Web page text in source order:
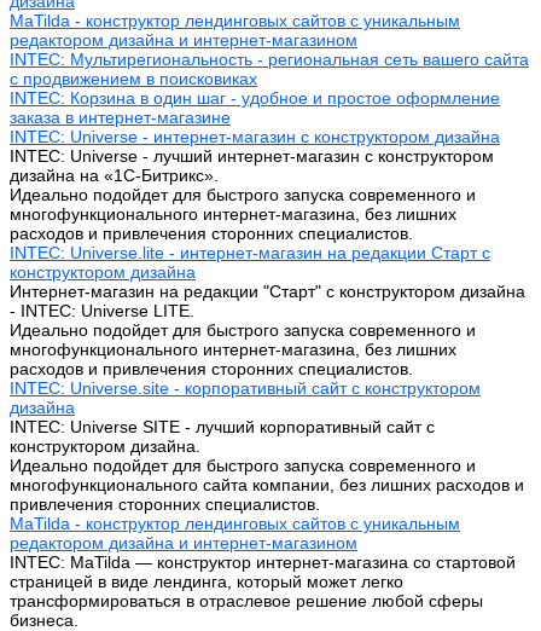
MaTilda - конструктор лендинговых сайтов с уникальным
редактором дизайна и интернет-магазином
INTEC: Мультирегиональность - региональная сеть вашего сайта
с продвижением в поисковиках
INTEC: Корзина в один шаг - удобное и простое оформление
заказа в интернет-магазине
INTEC: Universe - интернет-магазин с конструктором дизайна
INTEC: Universe - лучший интернет-магазин с конструктором
дизайна на «1C-Битрикс».
Идеально подойдет для быстрого запуска современного и
многофункционального интернет-магазина, без лишних
расходов и привлечения сторонних специалистов.
INTEC: Universe.lite - интернет-магазин на редакции Старт с
конструктором дизайна
Интернет-магазин на редакции "Старт" с конструктором дизайна
- INTEC: Universe LITE.
Идеально подойдет для быстрого запуска современного и
многофункционального интернет-магазина, без лишних
расходов и привлечения сторонних специалистов.
INTEC: Universe.site - корпоративный сайт с конструктором
дизайна
INTEC: Universe SITE - лучший корпоративный сайт с
конструктором дизайна.
Идеально подойдет для быстрого запуска современного и
многофункционального сайта компании, без лишних расходов и
привлечения сторонних специалистов.
MaTilda - конструктор лендинговых сайтов с уникальным
редактором дизайна и интернет-магазином
INTEC: MaTilda — конструктор интернет-магазина со стартовой
страницей в виде лендинга, который может легко
трансформироваться в отраслевое решение любой сферы
бизнеса.